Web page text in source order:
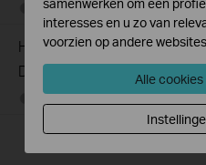
07-22-2016 25765498
How to Find the Serial
Device
03-19-2013 489171views
samenwerken om een
interesses en u zo van
voorzien op andere
Alle